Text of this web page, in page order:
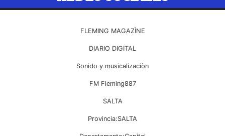
FLEMING MAGAZÌNE
DIARIO DIGITAL
Sonido y musicalizaciòn
FM Fleming887
SALTA
Provincia:SALTA